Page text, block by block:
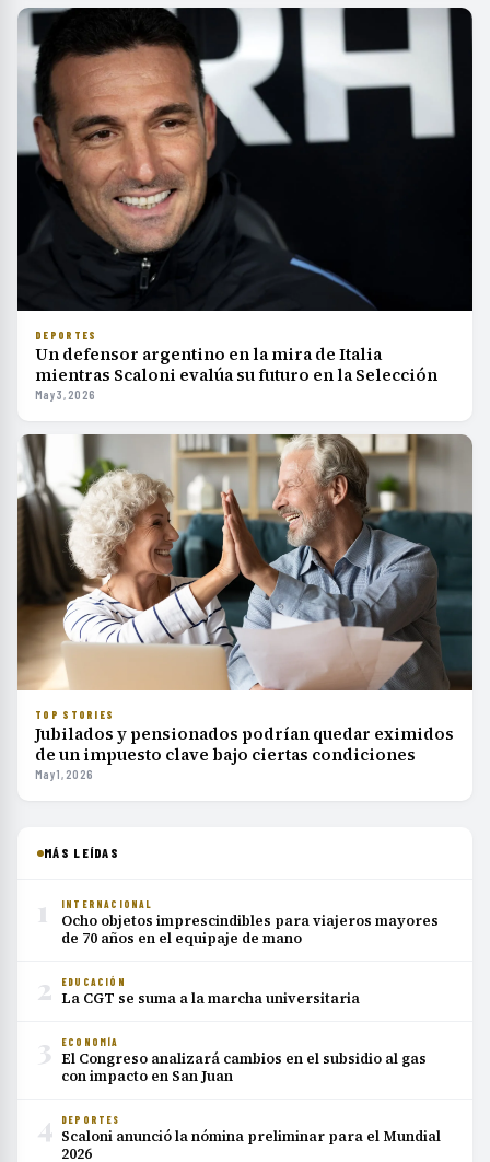
DEPORTES
Un defensor argentino en la mira de Italia
mientras Scaloni evalúa su futuro en la Selección
May 3, 2026
TOP STORIES
Jubilados y pensionados podrían quedar eximidos
de un impuesto clave bajo ciertas condiciones
May 1, 2026
MÁS LEÍDAS
1 INTERNACIONAL
Ocho objetos imprescindibles para viajeros mayores
de 70 años en el equipaje de mano
2 EDUCACIÓN
La CGT se suma a la marcha universitaria
3 ECONOMÍA
El Congreso analizará cambios en el subsidio al gas
con impacto en San Juan
4 DEPORTES
Scaloni anunció la nómina preliminar para el Mundial
2026